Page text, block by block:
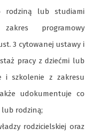
rodziną lub studiami
zakres programowy
3 cytowanej ustawy i
pracy z dziećmi lub
i szkolenie z zakresu
udokumentuje co
lub rodziną;
rodzicielskiej oraz